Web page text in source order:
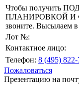
Чтобы получить
ПЛАНИРОВКОЙ И
звоните. Высылаем в
Лот №:
Контактное лицо:
Телефон: 8 (495) 822-
Пожаловаться
Презентацию на